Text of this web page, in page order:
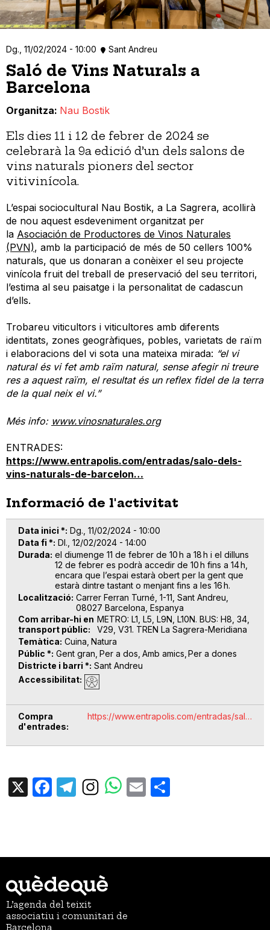
Dg., 11/02/2024 - 10:00 Sant Andreu
Saló de Vins Naturals a
Barcelona
Organitza Nau Bostik
Els dies 11 i 12 de febrer de 2024 se
celebrarà la 9a edició d’un dels salons de
vins naturals pioners del sector
vitivinícola.
L’espai sociocultural Nau Bostik, a La Sagrera, acollirà
de nou aquest esdeveniment organitzat per
la Asociación de Productores de Vinos Naturales
(PVN), amb la participació de més de 50 cellers 100%
naturals, que us donaran a conèixer el seu projecte
vinícola fruit del treball de preservació del seu territori,
l’estima al seu paisatge i la personalitat de cadascun
d’ells.
Trobareu viticultors i viticultores amb diferents
identitats, zones geogràfiques, pobles, varietats de raïm
i elaboracions del vi sota una mateixa mirada: “el vi
natural és vi fet amb raïm natural, sense afegir ni treure
res a aquest raïm, el resultat és un reflex fidel de la terra
de la qual neix el vi.”
Més info: www.vinosnaturales.org
ENTRADES:
https://www.entrapolis.com/entradas/salo-dels-
vins-naturals-de-barcelon…
Informació de l'activitat
Data inici * Dg., 11/02/2024 - 10:00
Data fi * Dl., 12/02/2024 - 14:00
Durada el diumenge 11 de febrer de 10 h a 18 h i el dilluns
12 de febrer es podrà accedir de 10 h fins a 14 h,
encara que l’espai estarà obert per la gent que
estarà dintre tastant o menjant fins a les 16 h.
Localització Carrer Ferran Turné, 1-11, Sant Andreu,
08027 Barcelona, Espanya
Com arribar-hi en
transport públic
METRO: L1, L5, L9N, L10N. BUS: H8, 34,
V29, V31. TREN La Sagrera-Meridiana
Temàtica Cuina Natura
Públic * Gent gran Per a dos Amb amics Per a dones
Districte i barri * Sant Andreu
Accessibilitat
Compra
d'entrades
https://www.entrapolis.com/entradas/sal…
X Facebook
TelegramEmail
L’agenda del teixit
associatiu i comunitari de
Barcelona